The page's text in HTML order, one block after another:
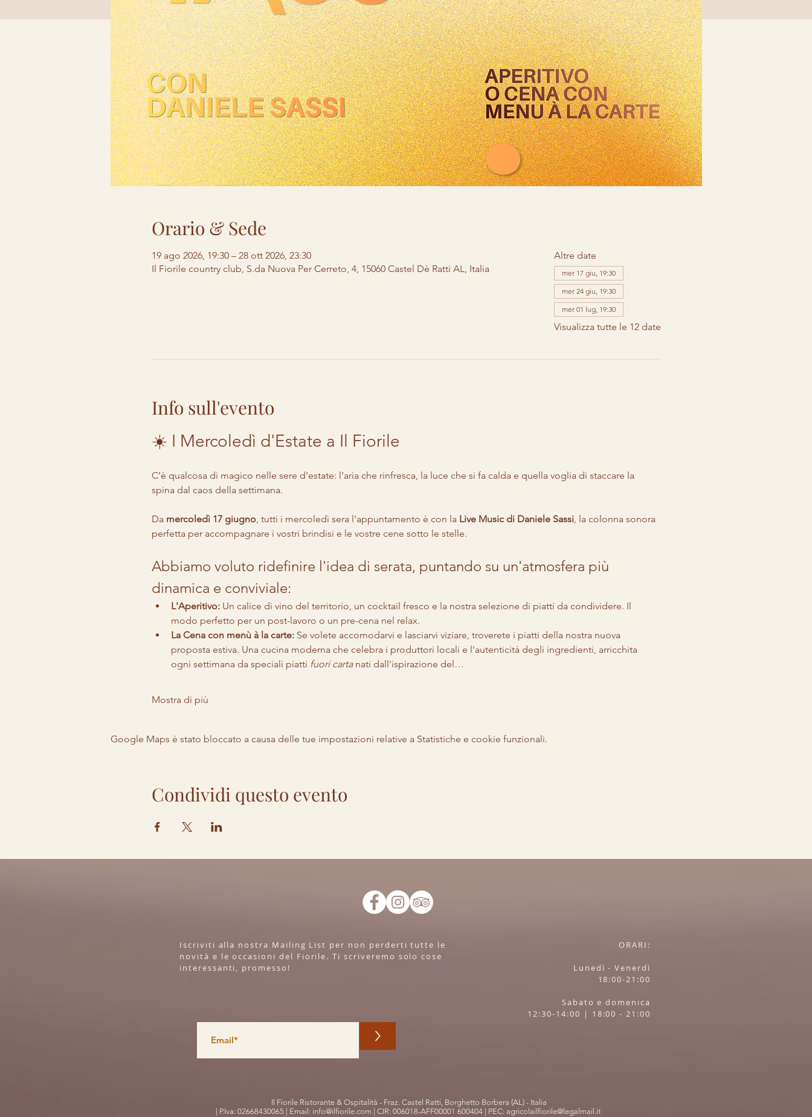
Orario & Sede
19 ago 2026, 19:30 – 28 ott 2026, 23:30
Il Fiorile country club, S.da Nuova Per Cerreto, 4, 15060 Castel Dè Ratti AL, Italia
Altre date
mer 17 giu, 19:30
mer 24 giu, 19:30
mer 01 lug, 19:30
Visualizza tutte le 12 date
Info sull'evento
☀️ I Mercoledì d'Estate a Il Fiorile
C’è qualcosa di magico nelle sere d'estate: l’aria che rinfresca, la luce che si fa calda e quella voglia di staccare la
spina dal caos della settimana.
Da mercoledì 17 giugno, tutti i mercoledì sera l'appuntamento è con la Live Music di Daniele Sassi, la colonna sonora
perfetta per accompagnare i vostri brindisi e le vostre cene sotto le stelle.
Abbiamo voluto ridefinire l'idea di serata, puntando su un'atmosfera più
dinamica e conviviale:
L'Aperitivo: Un calice di vino del territorio, un cocktail fresco e la nostra selezione di piatti da condividere. Il
modo perfetto per un post-lavoro o un pre-cena nel relax.
La Cena con menù à la carte: Se volete accomodarvi e lasciarvi viziare, troverete i piatti della nostra nuova
proposta estiva. Una cucina moderna che celebra i produttori locali e l'autenticità degli ingredienti, arricchita
ogni settimana da speciali piatti fuori carta nati dall'ispirazione del…
Mostra di più
Google Maps è stato bloccato a causa delle tue impostazioni relative a Statistiche e cookie funzionali.
Condividi questo evento
Iscriviti alla nostra Mailing List per non perderti tutte le
novità e le occasioni del Fiorile. Ti scriveremo solo cose
interessanti, promesso!
>
ORARI:
Lunedì - Venerdì
18:00-21:00
Sabato e domenica
12:30-14:00 | 18:00 - 21:00
Il Fiorile Ristorante & Ospitalità - Fraz. Castel Ratti, Borghetto Borbera (AL) - Italia
| P.Iva: 02668430065 | Email: info@ilfiorile.com | CIR: 006018-AFF00001 600404 | PEC: agricolailfiorile@legalmail.it